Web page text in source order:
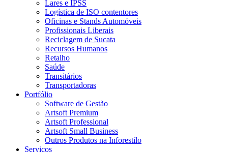
Lares e IPSS
Logística de ISO contentores
Oficinas e Stands Automóveis
Profissionais Liberais
Reciclagem de Sucata
Recursos Humanos
Retalho
Saúde
Transitários
Transportadoras
Portfólio
Software de Gestão
Artsoft Premium
Artsoft Professional
Artsoft Small Business
Outros Produtos na Inforestilo
Serviços